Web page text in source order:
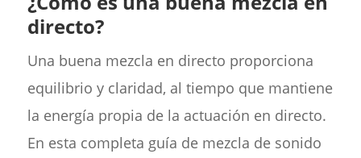
directo?
Una buena mezcla en directo proporciona
equilibrio y claridad, al tiempo que mantiene
la energía propia de la actuación en directo.
En esta completa guía de mezcla de sonido